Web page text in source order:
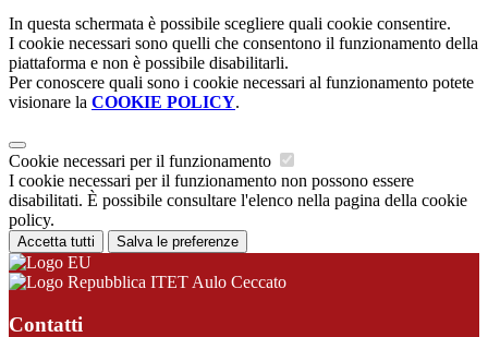
In questa schermata è possibile scegliere quali cookie consentire.
I cookie necessari sono quelli che consentono il funzionamento della
piattaforma e non è possibile disabilitarli.
Per conoscere quali sono i cookie necessari al funzionamento potete
visionare la COOKIE POLICY.
Cookie necessari per il funzionamento
I cookie necessari per il funzionamento non possono essere
disabilitati. È possibile consultare l'elenco nella pagina della cookie
policy.
Accetta tutti Salva le preferenze
ITET Aulo Ceccato
Contatti